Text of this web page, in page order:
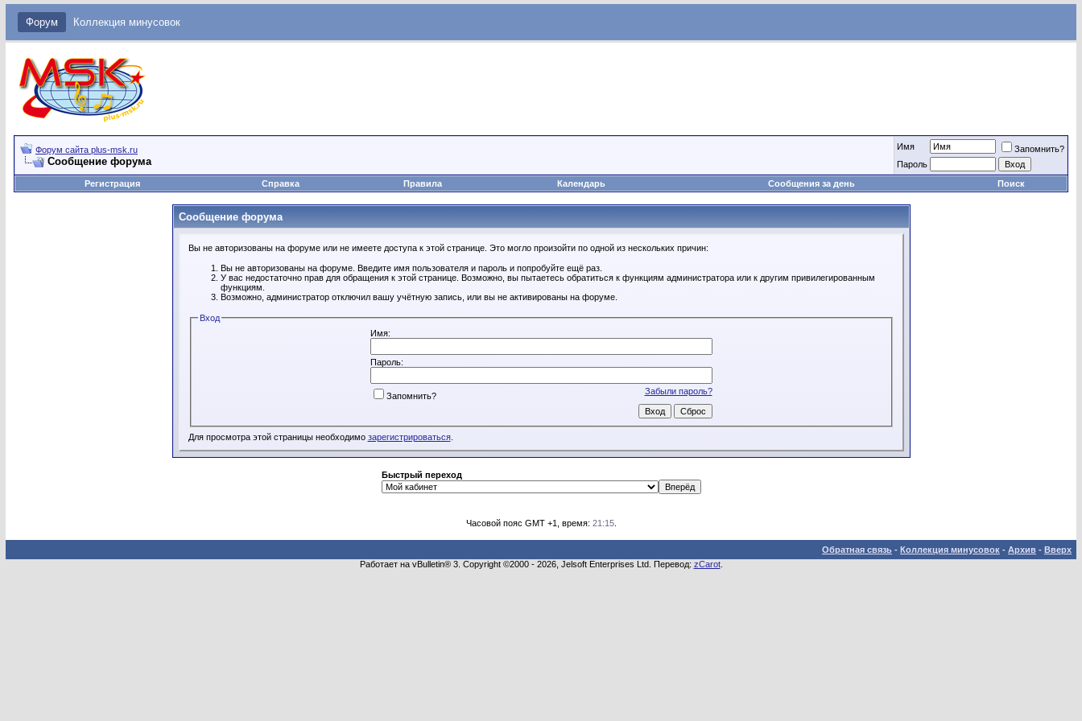
Форум Коллекция минусовок
Форум сайта plus-msk.ru
Сообщение форума
Имя
Запомнить?
Пароль
Регистрация
Справка Правила Календарь Сообщения за день Поиск
Сообщение форума
Вы не авторизованы на форуме или не имеете доступа к этой странице. Это могло произойти по одной из нескольких причин:
Вы не авторизованы на форуме. Введите имя пользователя и пароль и попробуйте ещё раз.
У вас недостаточно прав для обращения к этой странице. Возможно, вы пытаетесь обратиться к функциям администратора или к другим привилегированным
функциям.
Возможно, администратор отключил вашу учётную запись, или вы не активированы на форуме.
Вход
Имя:
Пароль:
Забыли пароль?
Запомнить?
Для просмотра этой страницы необходимо зарегистрироваться.
Быстрый переход
Часовой пояс GMT +1, время: 21:15.
Обратная связь - Коллекция минусовок - Архив - Вверх
Работает на vBulletin® 3. Copyright ©2000 - 2026, Jelsoft Enterprises Ltd. Перевод: zCarot.